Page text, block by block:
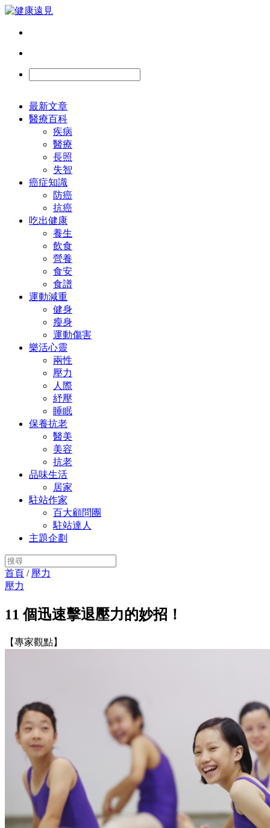
最新文章
醫療百科
疾病
醫療
長照
失智
癌症知識
防癌
抗癌
吃出健康
養生
飲食
營養
食安
食譜
運動減重
健身
瘦身
運動傷害
樂活心靈
兩性
壓力
人際
紓壓
睡眠
保養抗老
醫美
美容
抗老
品味生活
居家
駐站作家
百大顧問團
駐站達人
主題企劃
首頁 / 壓力
壓力
11 個迅速擊退壓力的妙招！
【專家觀點】